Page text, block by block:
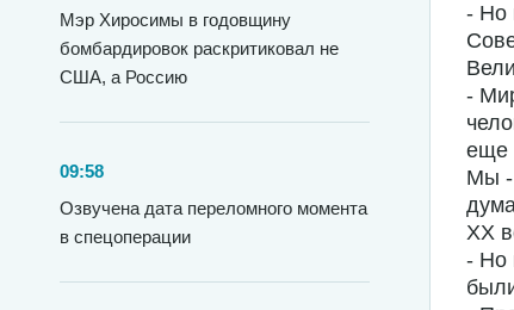
Мэр Хиросимы в годовщину
бомбардировок раскритиковал не
США, а Россию
09:58
Озвучена дата переломного момента
в спецоперации
- Но
-
еще
Мы -
XX
- Но